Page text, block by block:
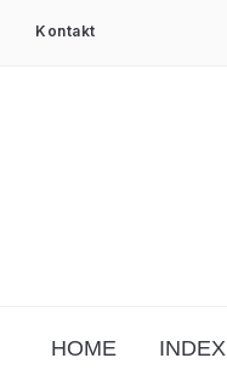
Kontakt
HOME INDEX